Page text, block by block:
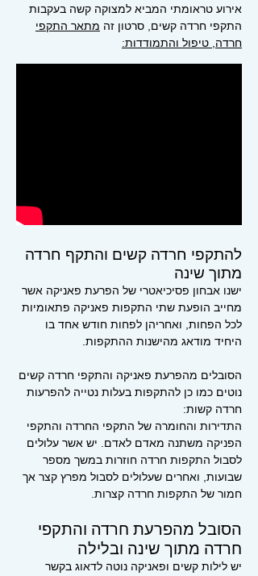
אירוע טראומתי המביא למצוקה קשה בעקבות
התקפי חרדה קשים, סרטון זה מתאר התקפי
חרדה, טיפול והתמודדות:
להתקפי חרדה קשים והתקף חרדה
מתוך שינה
ישנו אבחון פסיכיאטרי של הפרעת פאניקה אשר
מחייב הופעת שתי התקפות פאניקה פתאומיות
לכל הפחות, ואחריהן לפחות חודש אחד בו
היחיד מודאג מהישנות ההתקפות.
הסובלים מהפרעת פאניקה והתקפי חרדה קשים
נוטים כמו כן להתקפות בעלות נטייה להפרעות
חרדה קשות:
התדירות והחומרה של התקפי החרדה והתקפי
הפניקה משתנה מאדם לאדם. יש אשר עלולים
לסבול התקפות חרדה חוזרות במשך מספר
שבועות, ואחרים שעלולים לסבול מפרץ קצר אך
חמור של התקפות חרדה קצרות.
הסובל מהפרעת חרדה והתקפי
חרדה מתוך שינה ובלילה
יש לילות קשים ופאניקה נוטה לדאוג בקשר